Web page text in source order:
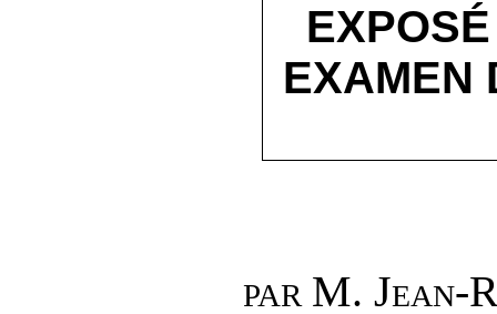
EXAMEN
PAR M. Jean-